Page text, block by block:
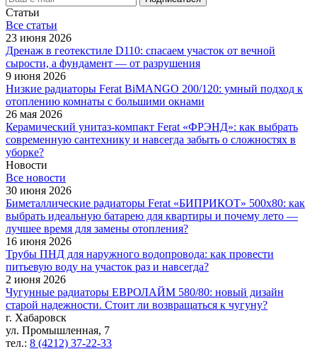
Статьи
Все cтатьи
23 июня 2026
Дренаж в геотекстиле D110: спасаем участок от вечной
сырости, а фундамент — от разрушения
9 июня 2026
Низкие радиаторы Ferat BiMANGO 200/120: умный подход к
отоплению комнаты с большими окнами
26 мая 2026
Керамический унитаз-компакт Ferat «ФРЭНД»: как выбрать
современную сантехнику и навсегда забыть о сложностях в
уборке?
Новости
Все новости
30 июня 2026
Биметаллические радиаторы Ferat «БИПРИКОТ» 500x80: как
выбрать идеальную батарею для квартиры и почему лето —
лучшее время для замены отопления?
16 июня 2026
Трубы ПНД для наружного водопровода: как провести
питьевую воду на участок раз и навсегда?
2 июня 2026
Чугунные радиаторы ЕВРОЛАЙМ 580/80: новый дизайн
старой надежности. Стоит ли возвращаться к чугуну?
г. Хабаровск
ул. Промышленная, 7
тел.: 8 (4212) 37-22-33